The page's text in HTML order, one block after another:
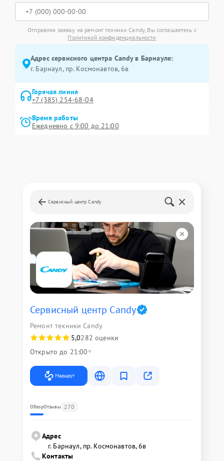
Отправляя заявку на ремонт техники Candy, Вы соглашаетесь с
Политикой конфиденциальности
Адрес сервисного центра Candy в Барнауле:
г. Барнаул, ​пр. Космонавтов, 6в
Горячая линия
+7 (385) 254-68-04
Время работы
Ежедневно с 9:00 до 21:00
Сервисный центр Candy
Сервисный центр Candy
Ремонт техники Candy
5,0282 оценки
Открыто до 21:00
Маршрут
ОбзорОтзывы 270
Адрес
г. Барнаул, ​пр. Космонавтов, 6в
Контакты